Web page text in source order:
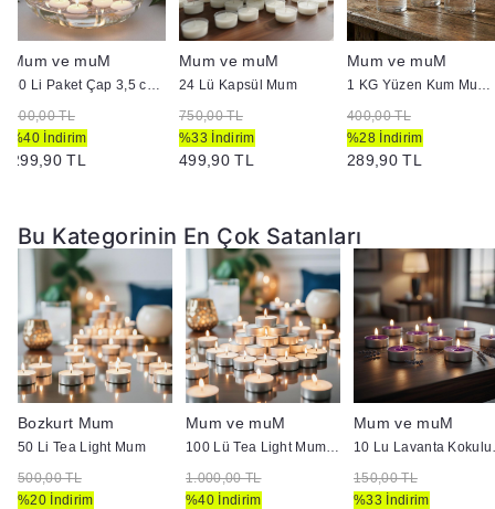
Mum ve muM
50 Li Paket Çap 3,5 cm Beyaz Yüzen Mum
500,00 TL
%40 İndirim
299,90 TL
Mum ve muM
24 Lü Kapsül Mum
750,00 TL
%33 İndirim
499,90 TL
Mum ve muM
1 KG Yüzen Kum Mum ( İnci Tozu Mum )
400,00 TL
%28 İndirim
289,90 TL
Bu Kategorinin En Çok Satanları
Bozkurt Mum
50 Li Tea Light Mum
500,00 TL
%20 İndirim
Mum ve muM
100 Lü Tea Light Mum 4 + Saat
1.000,00 TL
%40 İndirim
Mum ve muM
10
150,00 TL
%33 İndirim